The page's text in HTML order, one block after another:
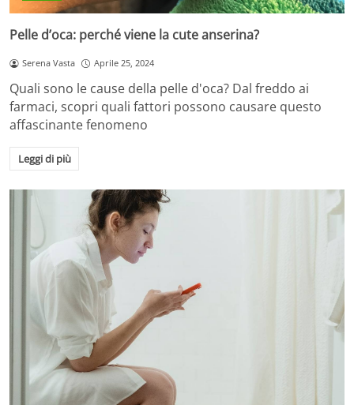
Pelle d’oca: perché viene la cute anserina?
Serena Vasta Aprile 25, 2024
Quali sono le cause della pelle d'oca? Dal freddo ai
farmaci, scopri quali fattori possono causare questo
affascinante fenomeno
Leggi di più